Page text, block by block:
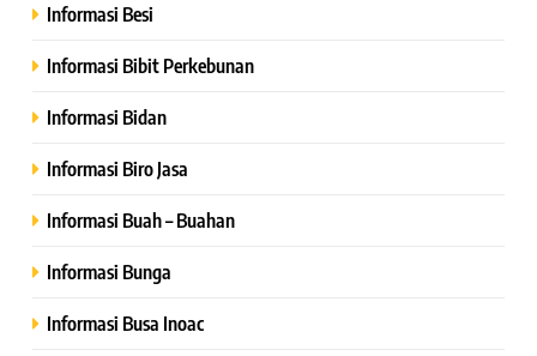
Informasi Besi
Informasi Bibit Perkebunan
Informasi Bidan
Informasi Biro Jasa
Informasi Buah – Buahan
Informasi Bunga
Informasi Busa Inoac